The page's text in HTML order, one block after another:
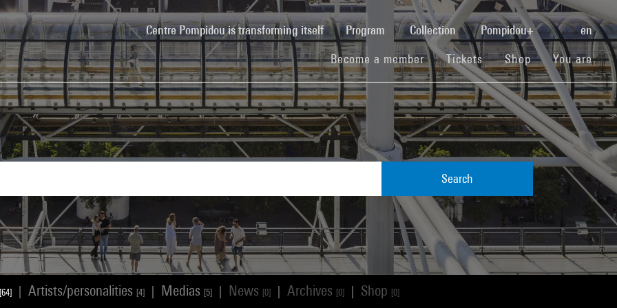
Centre Pompidou is transforming itself(current)Program Collection Pompidou+ en
Become a member(current)
Tickets(current)
Shop(current)You are
Search
[64] Artists/personalities [4] Medias [5] News [0] Archives [0] Shop [0]